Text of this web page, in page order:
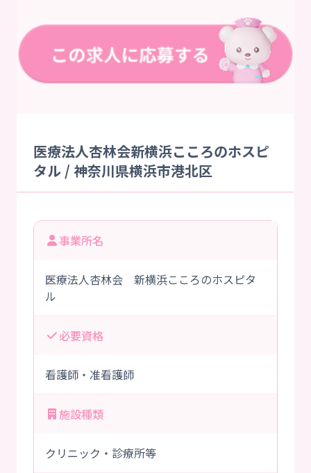
医療法人杏林会新横浜こころのホスピ
タル / 神奈川県横浜市港北区
事業所名
医療法人杏林会 新横浜こころのホスピタ
ル
必要資格
看護師・准看護師
施設種類
クリニック・診療所等